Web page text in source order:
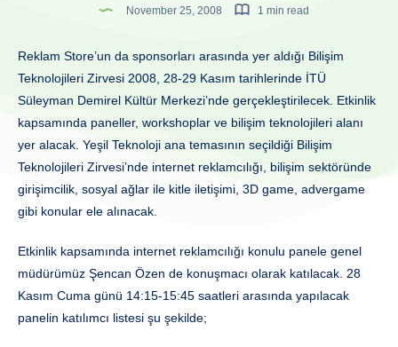
November 25, 2008 1 min read
Reklam Store’un da sponsorları arasında yer aldığı Bilişim
Teknolojileri Zirvesi 2008, 28-29 Kasım tarihlerinde İTÜ
Süleyman Demirel Kültür Merkezi’nde gerçekleştirilecek. Etkinlik
kapsamında paneller, workshoplar ve bilişim teknolojileri alanı
yer alacak. Yeşil Teknoloji ana temasının seçildiği Bilişim
Teknolojileri Zirvesi’nde internet reklamcılığı, bilişim sektöründe
girişimcilik, sosyal ağlar ile kitle iletişimi, 3D game, advergame
gibi konular ele alınacak.
Etkinlik kapsamında internet reklamcılığı konulu panele genel
müdürümüz Şencan Özen de konuşmacı olarak katılacak. 28
Kasım Cuma günü 14:15-15:45 saatleri arasında yapılacak
panelin katılımcı listesi şu şekilde;